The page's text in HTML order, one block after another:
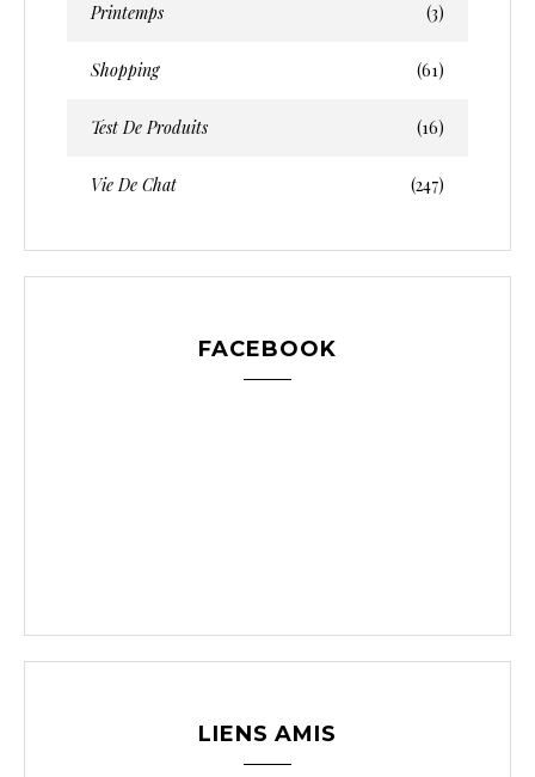
Printemps (3)
Shopping (61)
Test De Produits (16)
Vie De Chat (247)
FACEBOOK
LIENS AMIS